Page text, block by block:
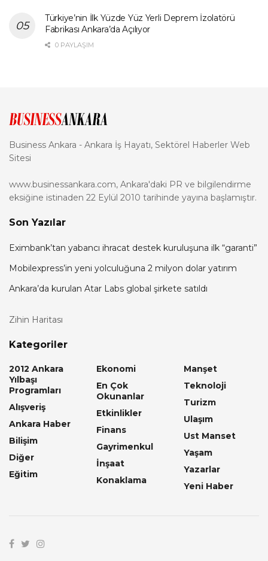
Türkiye’nin İlk Yüzde Yüz Yerli Deprem İzolatörü
Fabrikası Ankara’da Açılıyor
0 PAYLAŞIM
Business Ankara - Ankara İş Hayatı, Sektörel Haberler Web
Sitesi
www.businessankara.com, Ankara'daki PR ve bilgilendirme
eksiğine istinaden 22 Eylül 2010 tarihinde yayına başlamıştır.
Son Yazılar
Eximbank’tan yabancı ihracat destek kuruluşuna ilk “garanti”
Mobilexpress’in yeni yolculuğuna 2 milyon dolar yatırım
Ankara’da kurulan Atar Labs global şirkete satıldı
Zihin Haritası
Kategoriler
2012 Ankara
Yılbaşı
Programları
Alışveriş
Ankara Haber
Bilişim
Diğer
Eğitim
Ekonomi
En Çok
Okunanlar
Etkinlikler
Finans
Gayrimenkul
İnşaat
Konaklama
Manşet
Teknoloji
Turizm
Ulaşım
Ust Manset
Yaşam
Yazarlar
Yeni Haber